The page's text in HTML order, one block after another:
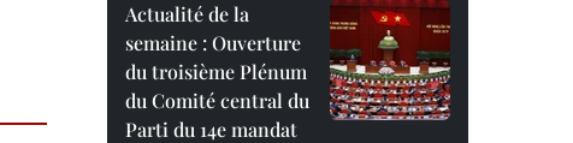
Actualité de la
semaine : Ouverture
du troisième Plénum
du Comité central du
Parti du 14e mandat